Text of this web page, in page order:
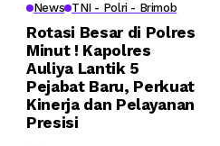
News TNI - Polri - Brimob
Rotasi Besar di Polres
Minut ! Kapolres
Auliya Lantik 5
Pejabat Baru, Perkuat
Kinerja dan Pelayanan
Presisi